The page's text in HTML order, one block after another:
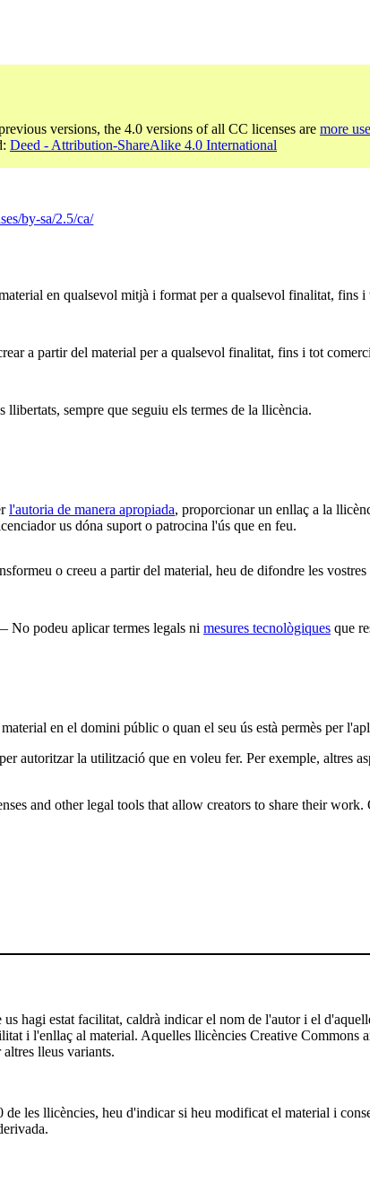
versions, the 4.0 versions of all CC licenses are more
Deed - Attribution-ShareAlike 4.0 International
by-sa/2.5/ca/
en qualsevol mitjà i format per a qualsevol finalitat, fins i
a partir del material per a qualsevol finalitat, fins i tot
sempre que seguiu els termes de la llicència.
l'autoria de manera apropiada, proporcionar un enllaç a la
us dóna suport o patrocina l'ús que en feu.
o creeu a partir del material, heu de difondre les vostres
No podeu aplicar termes legals ni mesures tecnològiques que
en el domini públic o quan el seu ús està permès per
autoritzar la utilització que en voleu fer. Per exemple, altres
and other legal tools that allow creators to share their work.
hagi estat facilitat, caldrà indicar el nom de l'autor i el
i l'enllaç al material. Aquelles llicències Creative Commons
lleus variants.
les llicències, heu d'indicar si heu modificat el material i